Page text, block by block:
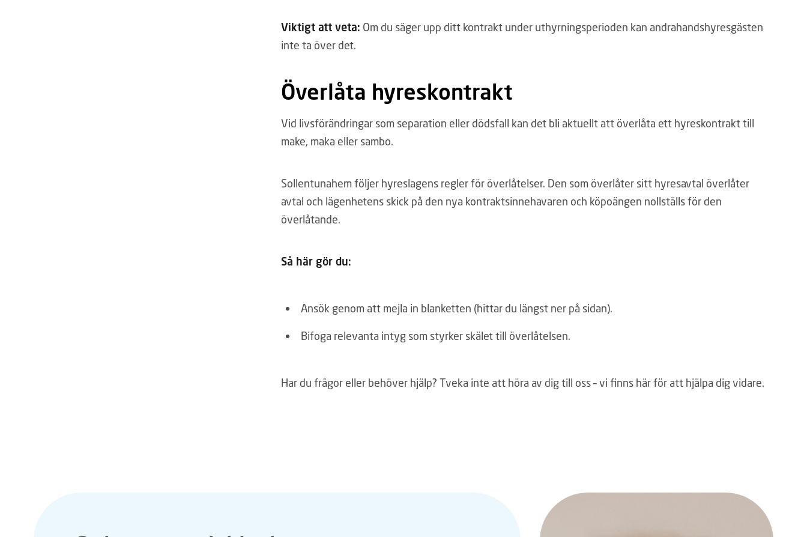
Viktigt att veta: Om du säger upp ditt kontrakt under uthyrningsperioden kan andrahandshyresgästen
inte ta över det.
Överlåta hyreskontrakt
Vid livsförändringar som separation eller dödsfall kan det bli aktuellt att överlåta ett hyreskontrakt till
make, maka eller sambo.
Sollentunahem följer hyreslagens regler för överlåtelser. Den som överlåter sitt hyresavtal överlåter
avtal och lägenhetens skick på den nya kontraktsinnehavaren och köpoängen nollställs för den
överlåtande.
Så här gör du:
Ansök genom att mejla in blanketten (hittar du längst ner på sidan).
Bifoga relevanta intyg som styrker skälet till överlåtelsen.
Har du frågor eller behöver hjälp? Tveka inte att höra av dig till oss – vi finns här för att hjälpa dig vidare.